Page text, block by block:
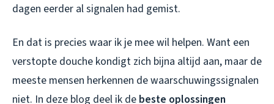
dagen eerder al signalen had gemist.
En dat is precies waar ik je mee wil helpen. Want een
verstopte douche kondigt zich bijna altijd aan, maar de
meeste mensen herkennen de waarschuwingssignalen
niet. In deze blog deel ik de beste oplossingen